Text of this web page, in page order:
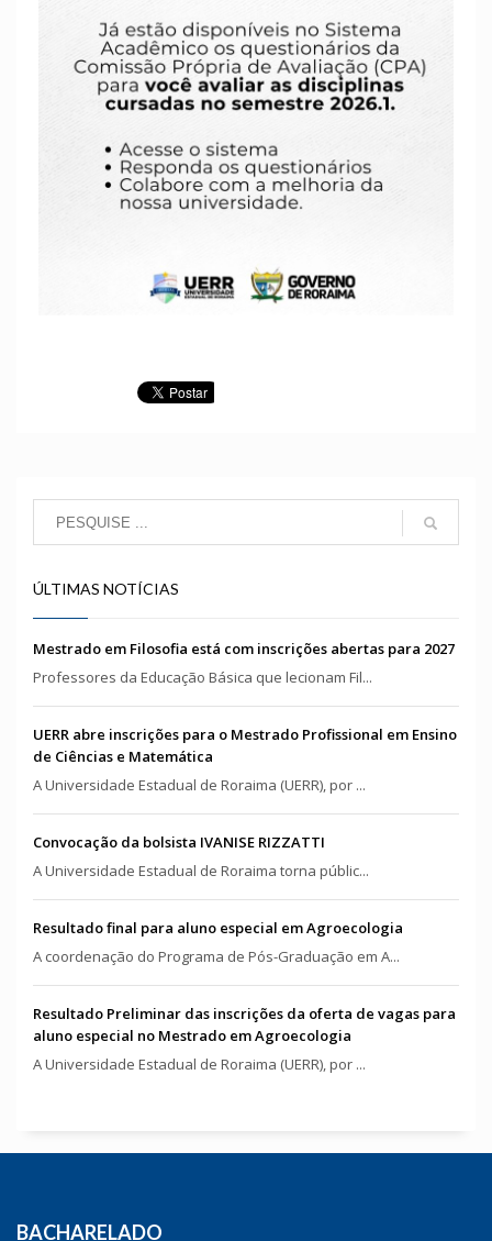
ÚLTIMAS NOTÍCIAS
Mestrado em Filosofia está com inscrições abertas para 2027
Professores da Educação Básica que lecionam Fil...
UERR abre inscrições para o Mestrado Profissional em Ensino
de Ciências e Matemática
A Universidade Estadual de Roraima (UERR), por ...
Convocação da bolsista IVANISE RIZZATTI
A Universidade Estadual de Roraima torna públic...
Resultado final para aluno especial em Agroecologia
A coordenação do Programa de Pós-Graduação em A...
Resultado Preliminar das inscrições da oferta de vagas para
aluno especial no Mestrado em Agroecologia
A Universidade Estadual de Roraima (UERR), por ...
BACHARELADO